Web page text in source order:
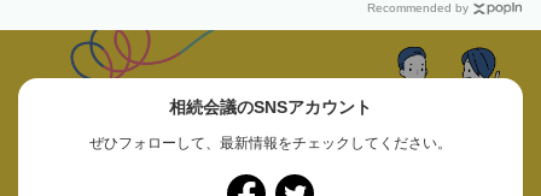
Recommended by
相続会議のSNSアカウント
ぜひフォローして、最新情報をチェックしてください。